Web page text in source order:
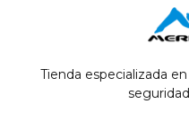
Tienda especializada